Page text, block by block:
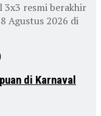
3x3 resmi berakhir
Agustus 2026 di
di Karnaval